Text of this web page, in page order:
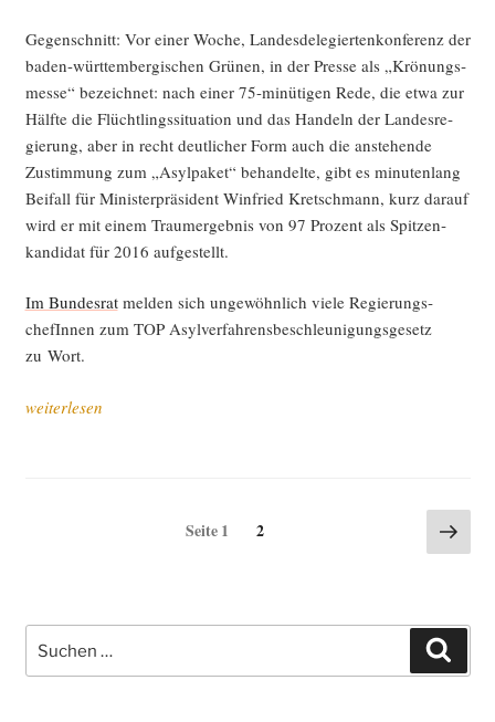
Gegen­schnitt: Vor einer Woche, Lan­des­de­le­gier­ten­kon­fe­renz der
baden-würt­tem­ber­gi­schen Grü­nen, in der Pres­se als „Krö­nungs­
mes­se“ bezeich­net: nach einer 75-minü­ti­gen Rede, die etwa zur
Hälf­te die Flücht­lings­si­tua­ti­on und das Han­deln der Lan­des­re­
gie­rung, aber in recht deut­li­cher Form auch die anste­hen­de
Zustim­mung zum „Asyl­pa­ket“ behan­del­te, gibt es minu­ten­lang
Bei­fall für Minis­ter­prä­si­dent Win­fried Kret­sch­mann, kurz dar­auf
wird er mit einem Traum­er­geb­nis von 97 Pro­zent als Spit­zen­
kan­di­dat für 2016 aufgestellt.
Im Bun­des­ratmel­den sich unge­wöhn­lich vie­le Regie­rungs­
chefIn­nen zum TOP Asyl­ver­fah­rens­be­schleu­ni­gungs­ge­setz
zu Wort.
„Grü­
Zusam­
men­
weiterlesen
Seitennummerierung
Seite1 Seite
2
Seite
Suche
nach: